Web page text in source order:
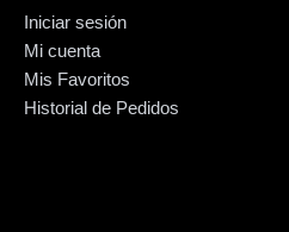
Iniciar sesión
Mi cuenta
Mis Favoritos
Historial de Pedidos